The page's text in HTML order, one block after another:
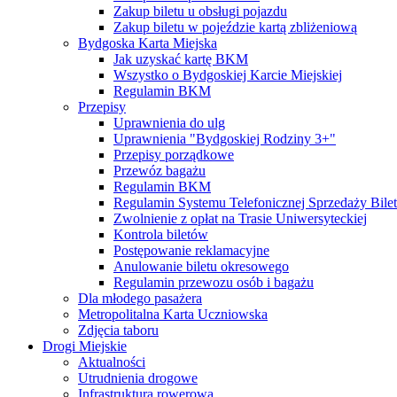
Zakup biletu u obsługi pojazdu
Zakup biletu w pojeździe kartą zbliżeniową
Bydgoska Karta Miejska
Jak uzyskać kartę BKM
Wszystko o Bydgoskiej Karcie Miejskiej
Regulamin BKM
Przepisy
Uprawnienia do ulg
Uprawnienia "Bydgoskiej Rodziny 3+"
Przepisy porządkowe
Przewóz bagażu
Regulamin BKM
Regulamin Systemu Telefonicznej Sprzedaży
Zwolnienie z opłat na Trasie Uniwersyteckiej
Kontrola biletów
Postępowanie reklamacyjne
Anulowanie biletu okresowego
Regulamin przewozu osób i bagażu
Dla młodego pasażera
Metropolitalna Karta Uczniowska
Zdjęcia taboru
Drogi Miejskie
Aktualności
Utrudnienia drogowe
Infrastruktura rowerowa